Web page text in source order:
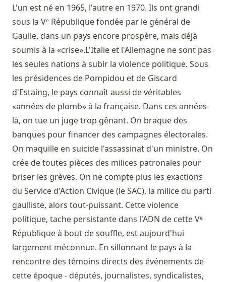
L'un est né en 1965, l'autre en 1970. Ils ont grandi
sous la Vᵉ République fondée par le général de
Gaulle, dans un pays encore prospère, mais déjà
soumis à la «crise».L'Italie et l'Allemagne ne sont pas
les seules nations à subir la violence politique. Sous
les présidences de Pompidou et de Giscard
d'Estaing, le pays connaît aussi de véritables
«années de plomb» à la française. Dans ces années-
là, on tue un juge trop gênant. On braque des
banques pour financer des campagnes électorales.
On maquille en suicide l'assassinat d'un ministre. On
crée de toutes pièces des milices patronales pour
briser les grèves. On ne compte plus les exactions
du Service d'Action Civique (le SAC), la milice du parti
gaulliste, alors tout-puissant. Cette violence
politique, tache persistante dans l'ADN de cette Vᵉ
République à bout de souffle, est aujourd'hui
largement méconnue. En sillonnant le pays à la
rencontre des témoins directs des événements de
cette époque - députés, journalistes, syndicalistes,